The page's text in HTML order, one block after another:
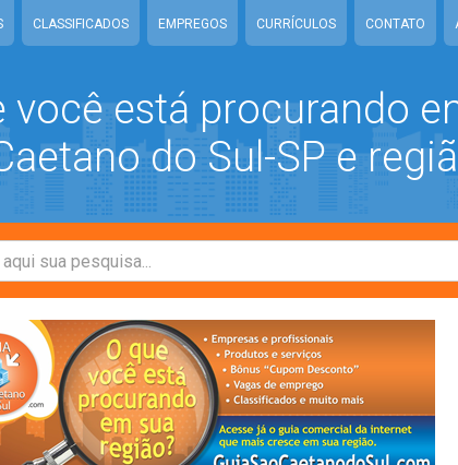
CLASSIFICADOS EMPREGOS CURRÍCULOS CONTATO
você está procurando
do Sul-SP e